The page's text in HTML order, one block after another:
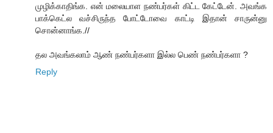
முழிக்காதிங்க. என் மலையாள நண்பர்கள் கிட்ட கேட்டேன். அவங்க
பாக்கெட்ல வச்சிருந்த போட்டோவை காட்டி இதான் சாருன்னு
சொன்னாங்க.//
தல அவங்கலாம் ஆண் நண்பர்களா இல்ல பெண் நண்பர்களா ?
Reply